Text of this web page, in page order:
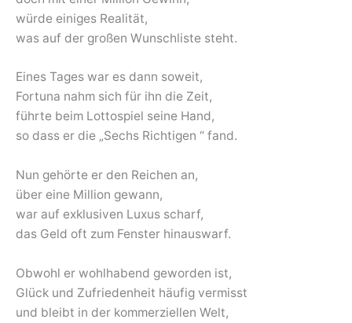
würde einiges Realität,
was auf der großen Wunschliste steht.
Eines Tages war es dann soweit,
Fortuna nahm sich für ihn die Zeit,
führte beim Lottospiel seine Hand,
so dass er die „Sechs Richtigen “ fand.
Nun gehörte er den Reichen an,
über eine Million gewann,
war auf exklusiven Luxus scharf,
das Geld oft zum Fenster hinauswarf.
Obwohl er wohlhabend geworden ist,
Glück und Zufriedenheit häufig vermisst
und bleibt in der kommerziellen Welt,